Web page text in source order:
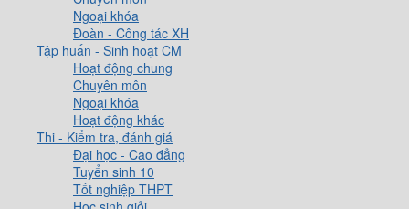
Ngoại khóa
Đoàn - Công tác XH
Tập huấn - Sinh hoạt CM
Hoạt động chung
Chuyên môn
Ngoại khóa
Hoạt động khác
Thi - Kiểm tra, đánh giá
Đại học - Cao đẳng
Tuyển sinh 10
Tốt nghiệp THPT